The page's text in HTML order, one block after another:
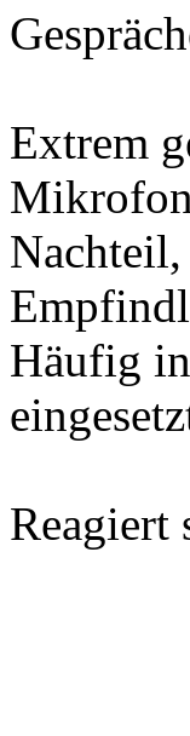
Extrem
Nachteil,
Häufig
Reagiert